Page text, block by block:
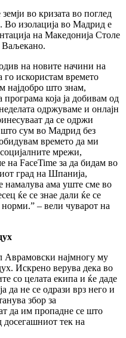
во кризата во поглед
Во изолација во Мадрид е
на Македонија Столе
Ваљекано.
на новите начини на
искористам времето
најдобро што знам,
која ја добивам од
одржуваме и онлајн
да се одржи
сум во Мадрид без
времето да ми
мрежи,
на FaceTime за да бидам во
град на Шпанија,
намалува ама уште сме во
ќе се знае дали ќе се
– вели чуварот на
Аврамовски најмногу му
Искрено верува дека во
со целата екипа и ќе даде
да не се одрази врз него и
збор за
да им пропадне се што
досегашниот тек на